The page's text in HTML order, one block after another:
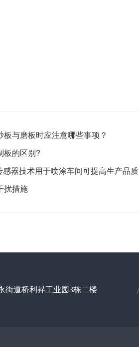
板与磨板时应注意哪些事项？
板的区别?
感器技术用于喷涂车间可提高生产品质
扰措施
街道桥利昇工业园3栋二楼